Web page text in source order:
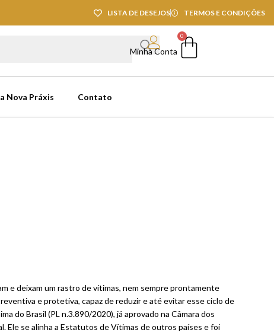
LISTA DE DESEJOS TERMOS E CONDIÇÕES
Minha Conta
0
Nova Práxis Contato
e deixam um rastro de vítimas, nem sempre prontamente
e protetiva, capaz de reduzir e até evitar esse ciclo de
do Brasil (PL n.3.890/2020), já aprovado na Câmara dos
Ele se alinha a Estatutos de Vítimas de outros países e foi